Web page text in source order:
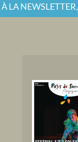
LA NEWSLETTER,